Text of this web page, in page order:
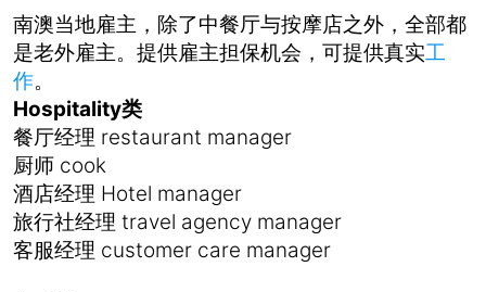
南澳当地雇主，除了中餐厅与按摩店之外，全部都
是老外雇主。提供雇主担保机会，可提供真实工
作。
Hospitality类
餐厅经理 restaurant manager
厨师 cook
酒店经理 Hotel manager
旅行社经理 travel agency manager
客服经理 customer care manager